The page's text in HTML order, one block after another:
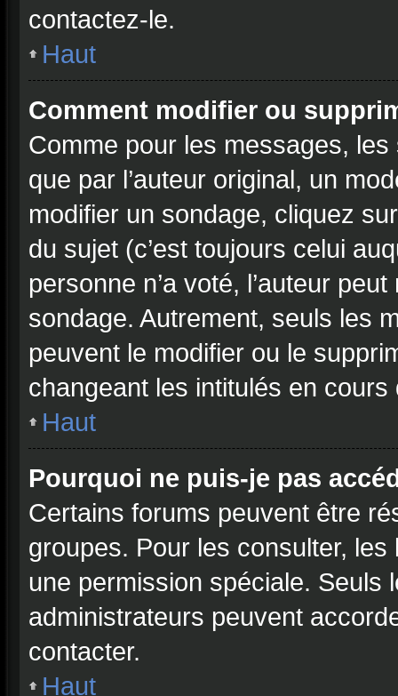
contactez-le.
Haut
Comment modifier ou
Comme pour les messages,
que par l’auteur original, un
modifier un sondage, cliquez
du sujet (c’est toujours celui
personne n’a voté, l’auteur
sondage. Autrement, seuls les
peuvent le modifier ou le
changeant les intitulés en cours
Haut
Pourquoi ne puis-je pas
Certains forums peuvent être
groupes. Pour les consulter,
une permission spéciale. Seuls
administrateurs peuvent
contacter.
Haut